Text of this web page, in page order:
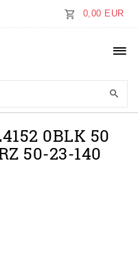
0,00 EUR
0BLK 50
50-23-140